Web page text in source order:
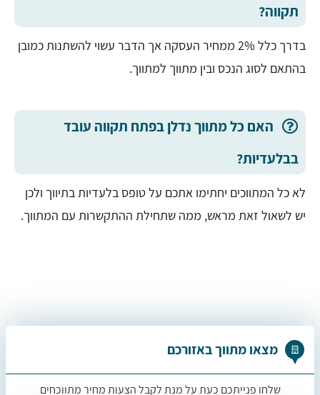
תקווה?
בדרך כלל 2% ממחיר העסקה אך הדבר עשוי להשתנות כמובן
בהתאם לסוג הנכס ובין מתווך למתווך.
האם כל מתווך נדלן בפתח תקווה עובד
בבלעדיות?
לא כל המתווכים יחתימו אתכם על טופס בלעדיות בתיווך ולכן
יש לשאול זאת מראש, ממה שתחילת ההתקשרות עם המתווך.
מצאו מתווך באזורכם
שלחו פנייתכם כעת על מנת לקבל הצעות מחיר מתווכחים